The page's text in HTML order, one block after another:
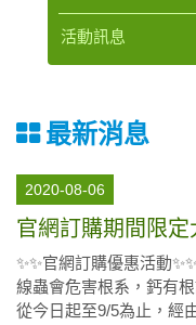
活動訊息
最新消息
2020-08-06
官網訂購期間限定
✨✨官網訂購優惠活動
線蟲會危害根系，鈣有
從今日起至9/5為止，經